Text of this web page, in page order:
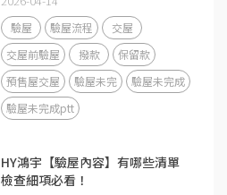
驗屋 驗屋流程
交屋
交屋前驗屋
撥款
保留款
預售屋交屋
驗屋未完
驗屋未完成
驗屋未完成ptt
HY鴻宇【驗屋內容】有哪些清單
檢查細項必看！